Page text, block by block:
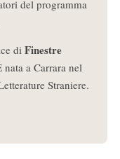
del programma
diFinestre
nata a Carrara nel
Straniere.